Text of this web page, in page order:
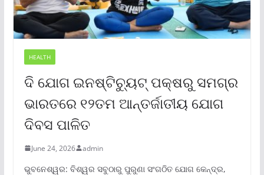
HEALTH
ଦି ଯୋଗ ଇନଷ୍ଟିଚ୍ୟୁଟ୍ ପକ୍ଷରୁ ସମଗ୍ର
ଭାରତରେ ୧୨ତମ ଆନ୍ତର୍ଜାତୀୟ ଯୋଗ
ଦିବସ ପାଳିତ
June 24, 2026 admin
ଭୁବନେଶ୍ୱର: ବିଶ୍ୱର ସବୁଠାରୁ ପୁରୁଣା ସଂଗଠିତ ଯୋଗ କେନ୍ଦ୍ର,